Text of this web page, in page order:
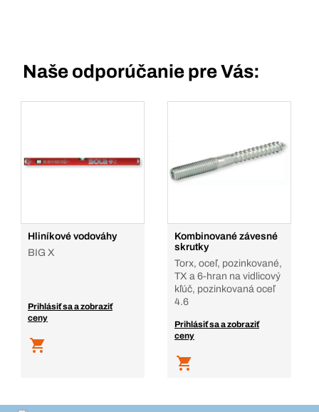
Naše odporúčanie pre Vás:
Hliníkové vodováhy
BIG X
Prihlásiť sa a zobraziť
ceny
Kombinované závesné
skrutky
Torx, oceľ, pozinkované,
TX a 6-hran na vidlicový
kľúč, pozinkovaná oceľ
4.6
Prihlásiť sa a zobraziť
ceny